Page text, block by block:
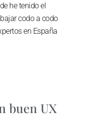
he tenido el
codo a codo
en España
buen UX